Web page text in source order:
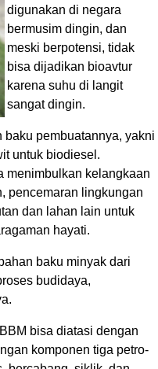
digunakan di negara
bermusim dingin, dan
meski berpotensi, tidak
bisa dijadikan bioavtur
karena suhu di langit
sangat dingin.
pembuatannya, yakni
untuk biodiesel.
menimbulkan kelangkaan
pencemaran lingkungan
dan lahan lain untuk
hayati.
baku minyak dari
budidaya,
bisa diatasi dengan
komponen tiga petro-